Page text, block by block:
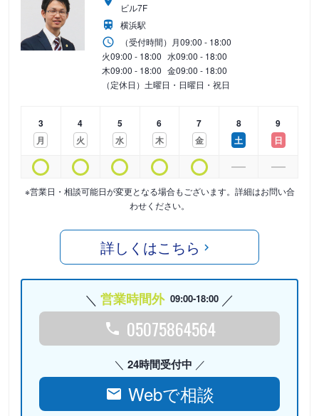
ビル7F
横浜駅
（受付時間） 月09:00 - 18:00
火09:00 - 18:00 水09:00 - 18:00
木09:00 - 18:00 金09:00 - 18:00
（定休日）土曜日・日曜日・祝日
3
月
4
火
5
水
6
木
7
金
8
土
9
日
※営業日・相談可能日が変更となる場合もございます。詳細はお問い合
わせください。
詳しくはこちら
営業時間外 09:00-18:00
05075864564
24時間受付中
Webで相談